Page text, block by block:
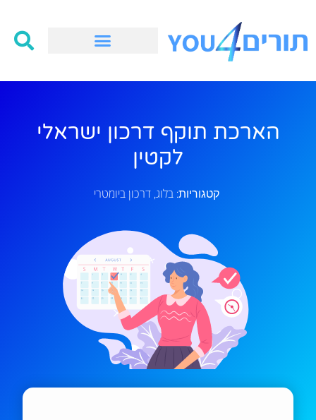
הארכת תוקף דרכון ישראלי
לקטין
קטגוריות: בלוג,דרכון ביומטרי